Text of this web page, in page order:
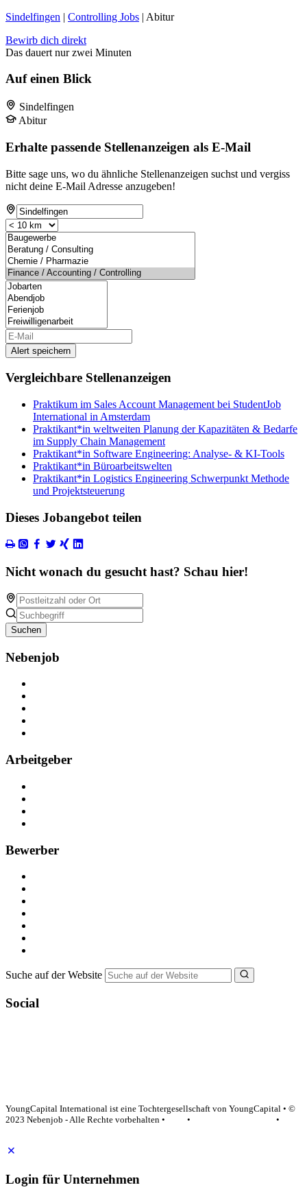
Sindelfingen | Controlling Jobs | Abitur
Bewirb dich direkt
Das dauert nur zwei Minuten
Auf einen Blick
Sindelfingen
Abitur
Erhalte passende Stellenanzeigen als E-Mail
Bitte sage uns, wo du ähnliche Stellenanzeigen suchst und vergiss
nicht deine E-Mail Adresse anzugeben!
Alert speichern
Vergleichbare Stellenanzeigen
Praktikum im Sales Account Management bei StudentJob
International in Amsterdam
Praktikant*in weltweiten Planung der Kapazitäten & Bedarfe
im Supply Chain Management
Praktikant*in Software Engineering: Analyse- & KI-Tools
Praktikant*in Büroarbeitswelten
Praktikant*in Logistics Engineering Schwerpunkt Methode
und Projektsteuerung
Dieses Jobangebot teilen
Nicht wonach du gesucht hast? Schau hier!
Suchen
Nebenjob
Arbeitgeber
Bewerber
Suche auf der Website
Social
YoungCapital International ist eine Tochtergesellschaft von YoungCapital • ©
2023 Nebenjob - Alle Rechte vorbehalten •
•
•
Login für Unternehmen